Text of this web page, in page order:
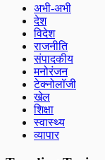
अभी-अभी
देश
विदेश
राजनीति
संपादकीय
मनोरंजन
टेक्नोलॉजी
खेल
शिक्षा
स्वास्थ्य
व्यापार